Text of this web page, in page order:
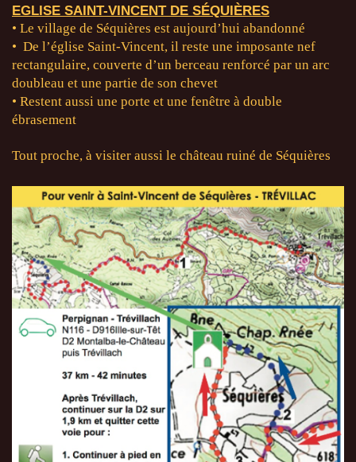
EGLISE SAINT-VINCENT DE SÉQUIÈRES
• Le village de Séquières est aujourd’hui abandonné
• De l’église Saint-Vincent, il reste une imposante nef
rectangulaire, couverte d’un berceau renforcé par un arc
doubleau et une partie de son chevet
• Restent aussi une porte et une fenêtre à double
ébrasement
Tout proche, à visiter aussi le château ruiné de Séquières